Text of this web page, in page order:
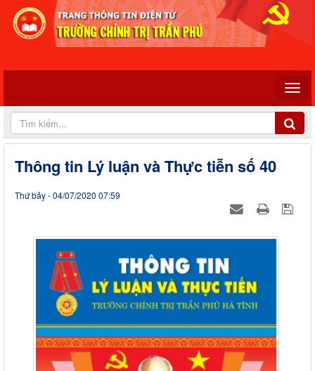
Thông tin Lý luận và Thực tiễn số 40
Thứ bảy - 04/07/2020 07:59